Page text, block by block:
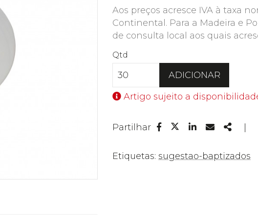
Aos preços acresce IVA à taxa
Continental. Para a Madeira e
de consulta local aos quais
Qtd
ADICIONAR
Artigo sujeito a
Partilhar
FacebookLinkedin
EmailShare
Etiquetas: sugestao-baptizados